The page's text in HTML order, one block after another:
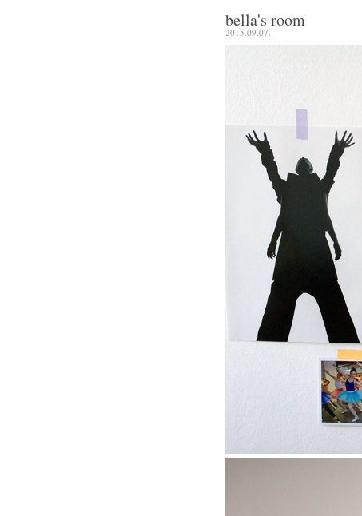
bella's room
2015.09.07.